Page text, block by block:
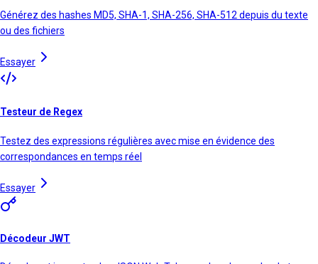
Générez des hashes MD5, SHA-1, SHA-256, SHA-512 depuis du texte
ou des fichiers
Essayer
Testeur de Regex
Testez des expressions régulières avec mise en évidence des
correspondances en temps réel
Essayer
Décodeur JWT